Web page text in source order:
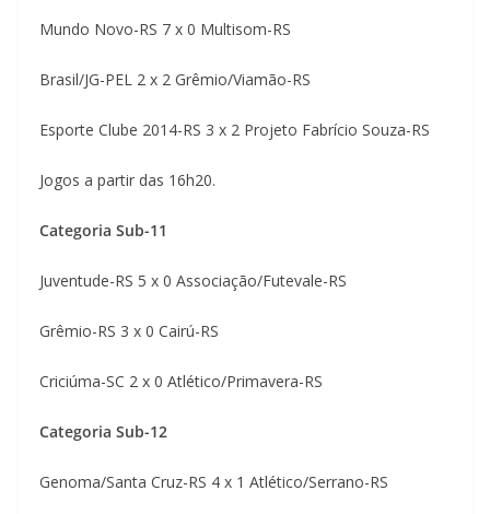
Mundo Novo-RS 7 x 0 Multisom-RS
Brasil/JG-PEL 2 x 2 Grêmio/Viamão-RS
Esporte Clube 2014-RS 3 x 2 Projeto Fabrício Souza-RS
Jogos a partir das 16h20.
Categoria Sub-11
Juventude-RS 5 x 0 Associação/Futevale-RS
Grêmio-RS 3 x 0 Cairú-RS
Criciúma-SC 2 x 0 Atlético/Primavera-RS
Categoria Sub-12
Genoma/Santa Cruz-RS 4 x 1 Atlético/Serrano-RS